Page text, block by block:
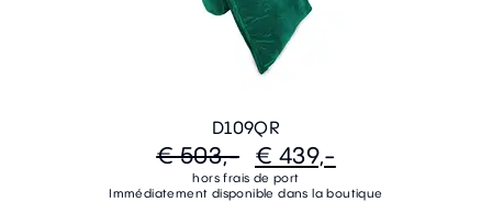
D109QR
€ 503,- € 439,-
hors frais de port
Immédiatement disponible dans la boutique